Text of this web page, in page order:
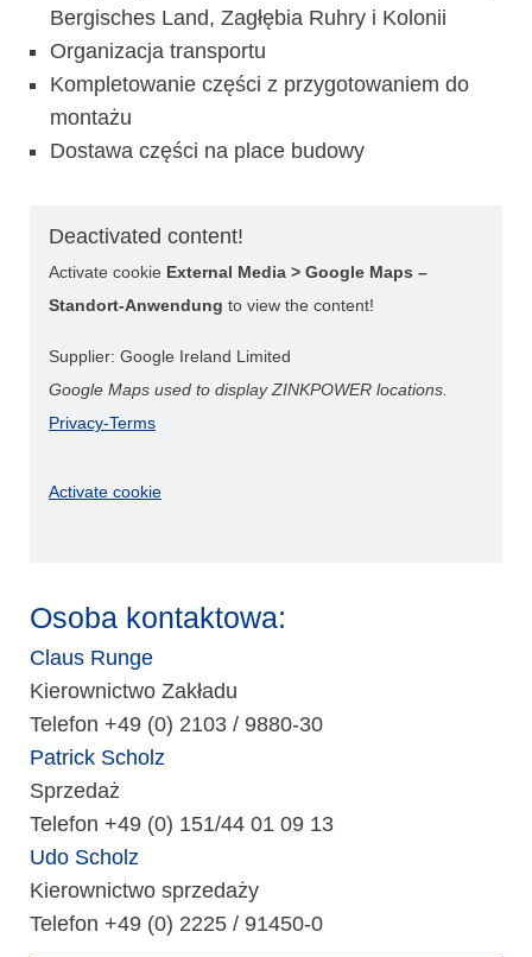
Bergisches Land, Zagłębia Ruhry i Kolonii
Organizacja transportu
Kompletowanie części z przygotowaniem do
montażu
Dostawa części na place budowy
Deactivated content!
Activate cookie External Media > Google Maps –
Standort-Anwendung to view the content!
Supplier: Google Ireland Limited
Google Maps used to display ZINKPOWER locations.
Privacy-Terms
Activate cookie
Osoba kontaktowa:
Claus Runge
Kierownictwo Zakładu
Telefon +49 (0) 2103 / 9880-30
Patrick Scholz
Sprzedaż
Telefon +49 (0) 151/44 01 09 13
Udo Scholz
Kierownictwo sprzedaży
Telefon +49 (0) 2225 / 91450-0